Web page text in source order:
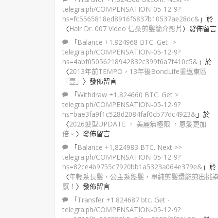
telegra.ph/COMPENSATION-05-12-9?
hs=fc5565818ed8916f6837b10537ae28dc& 」於
〈Hair Dr. 007 Video 信桑剪髮簡介影片 〉發佈留言
「Balance +1.824968 BTC. Get ->
telegra.ph/COMPENSATION-05-12-9?
hs=4abf05056218942832c399f6a7f410c5& 」於
〈2013年前TEMPO，13年後BondLife重返東區
「壹」 〉發佈留言
「Withdraw +1,824660 BTC. Get >
telegra.ph/COMPENSATION-05-12-9?
hs=bae3fa9f1c528d2084faf0cb77dc4923& 」於
〈2026髮型UPDATE ， 美麗無極限 ，恩愛更加
倍。 〉發佈留言
「Balance +1,824983 BTC. Next >>
telegra.ph/COMPENSATION-05-12-9?
hs=82ce4b9755c7920bb1a5323a064e379e& 」於
〈年輕系長髮，公主系盤髮，單純剪髮還能剪出挑
感！ 〉發佈留言
「Transfer +1.824687 btc. Get -
telegra.ph/COMPENSATION-05-12-9?